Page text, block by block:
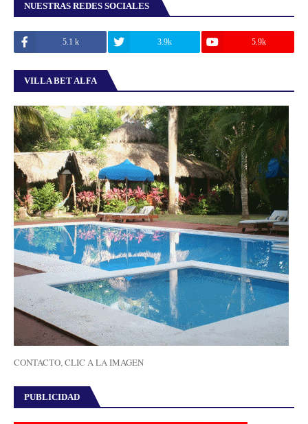
NUESTRAS REDES SOCIALES
5.1 k 3.9k 5.9k
VILLA BET ALFA
CONTACTO, CLIC A LA IMAGEN
PUBLICIDAD